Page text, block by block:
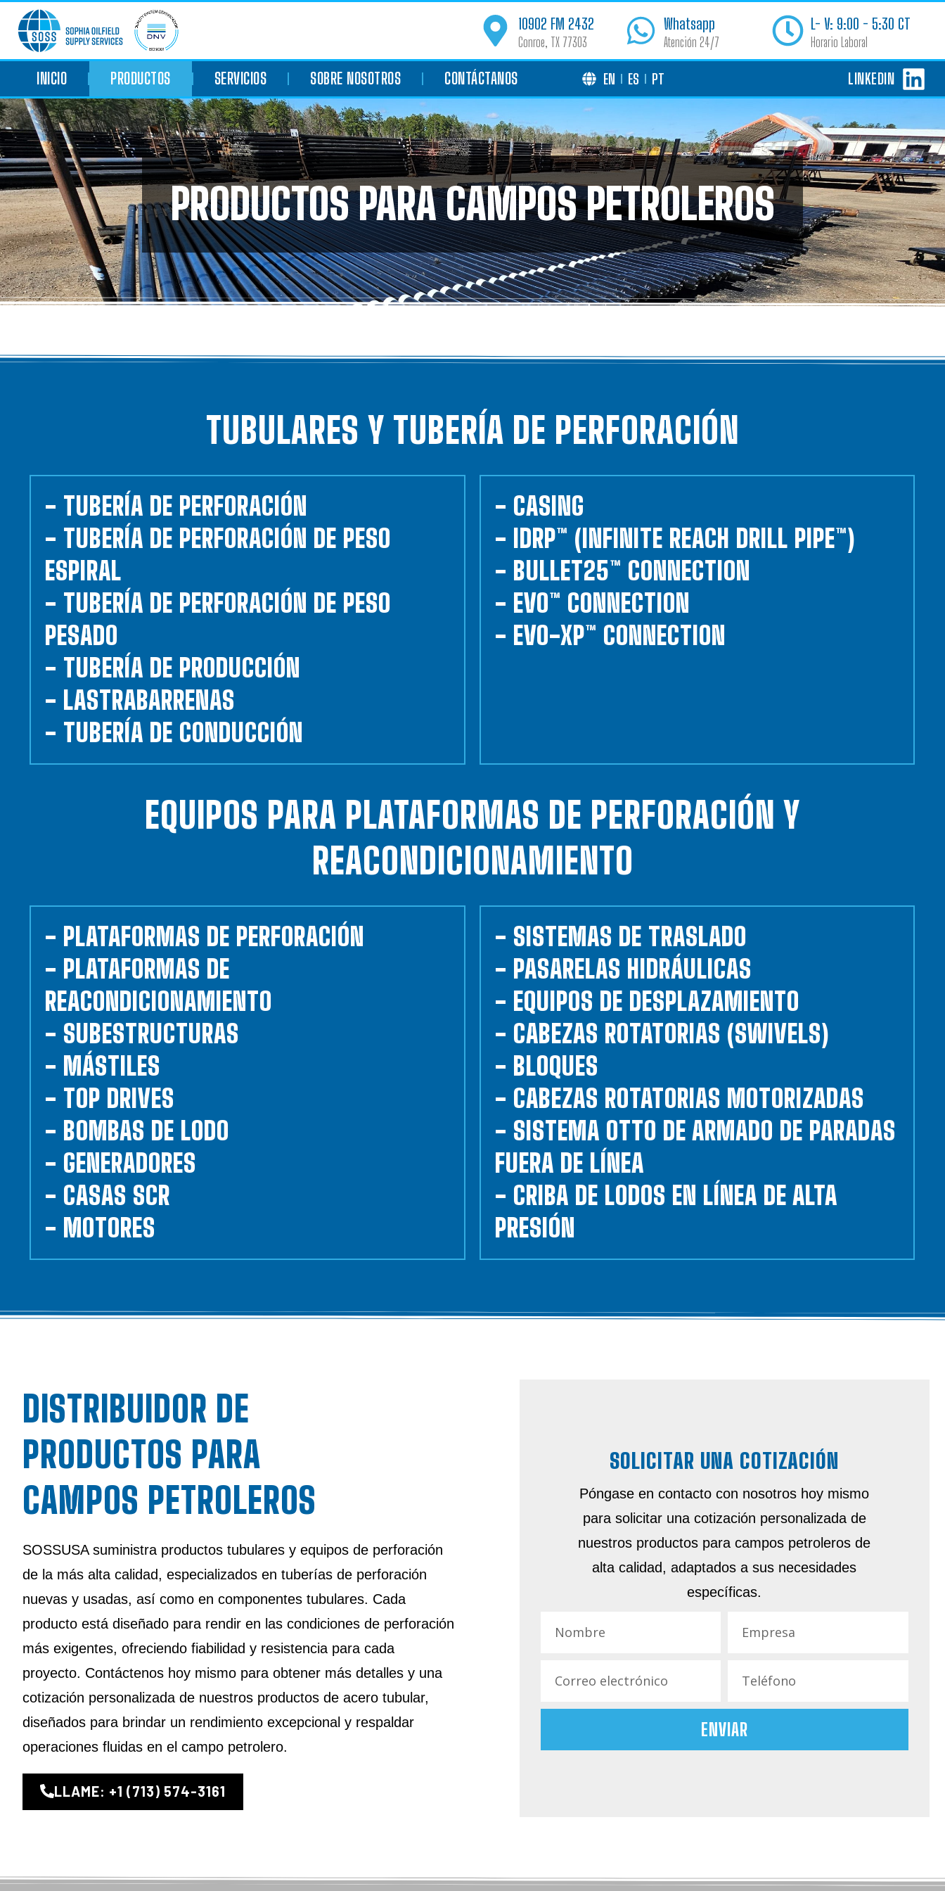
10902 FM 2432
Conroe, TX 77303
Whatsapp
Atención 24/7
L- V: 9:00 - 5:30 CT
Horario Laboral
INICIO PRODUCTOS SERVICIOS SOBRE NOSOTROS CONTÁCTANOS EN ES PT LINKEDIN
PRODUCTOS PARA CAMPOS PETROLEROS
TUBULARES Y TUBERÍA DE PERFORACIÓN
- TUBERÍA DE PERFORACIÓN
- TUBERÍA DE PERFORACIÓN DE PESO
ESPIRAL
- TUBERÍA DE PERFORACIÓN DE PESO
PESADO
- TUBERÍA DE PRODUCCIÓN
- LASTRABARRENAS
- TUBERÍA DE CONDUCCIÓN
- CASING
- IDRP™ (INFINITE REACH DRILL PIPE™)
- BULLET25™ CONNECTION
- EVO™ CONNECTION
- EVO-XP™ CONNECTION
EQUIPOS PARA PLATAFORMAS DE PERFORACIÓN Y
REACONDICIONAMIENTO
- PLATAFORMAS DE PERFORACIÓN
- PLATAFORMAS DE
REACONDICIONAMIENTO
- SUBESTRUCTURAS
- MÁSTILES
- TOP DRIVES
- BOMBAS DE LODO
- GENERADORES
- CASAS SCR
- MOTORES
- SISTEMAS DE TRASLADO
- PASARELAS HIDRÁULICAS
- EQUIPOS DE DESPLAZAMIENTO
- CABEZAS ROTATORIAS (SWIVELS)
- BLOQUES
- CABEZAS ROTATORIAS MOTORIZADAS
- SISTEMA OTTO DE ARMADO DE PARADAS
FUERA DE LÍNEA
- CRIBA DE LODOS EN LÍNEA DE ALTA
PRESIÓN
DISTRIBUIDOR DE
PRODUCTOS PARA
CAMPOS PETROLEROS
SOSSUSA suministra productos tubulares y equipos de perforación
de la más alta calidad, especializados en tuberías de perforación
nuevas y usadas, así como en componentes tubulares. Cada
producto está diseñado para rendir en las condiciones de perforación
más exigentes, ofreciendo fiabilidad y resistencia para cada
proyecto. Contáctenos hoy mismo para obtener más detalles y una
cotización personalizada de nuestros productos de acero tubular,
diseñados para brindar un rendimiento excepcional y respaldar
operaciones fluidas en el campo petrolero.
LLAME: +1 (713) 574-3161
SOLICITAR UNA COTIZACIÓN
Póngase en contacto con nosotros hoy mismo
para solicitar una cotización personalizada de
nuestros productos para campos petroleros de
alta calidad, adaptados a sus necesidades
específicas.
ENVIAR